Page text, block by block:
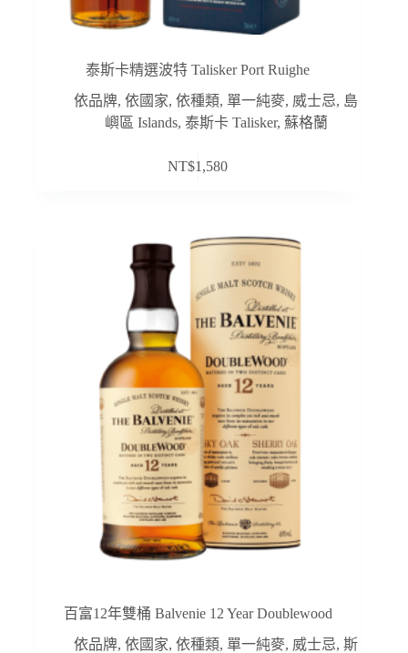
泰斯卡精選波特 Talisker Port Ruighe
依品牌,依國家,依種類, 單一純麥, 威士忌, 島
嶼區 Islands, 泰斯卡 Talisker, 蘇格蘭
NT$1,580
百富12年雙桶 Balvenie 12 Year Doublewood
依品牌,依國家,依種類, 單一純麥, 威士忌,斯